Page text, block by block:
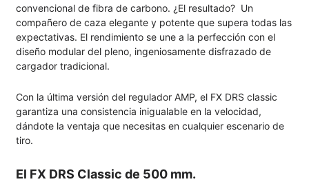
convencional de fibra de carbono. ¿El resultado? Un
compañero de caza elegante y potente que supera todas las
expectativas. El rendimiento se une a la perfección con el
diseño modular del pleno, ingeniosamente disfrazado de
cargador tradicional.
Con la última versión del regulador AMP, el FX DRS classic
garantiza una consistencia inigualable en la velocidad,
dándote la ventaja que necesitas en cualquier escenario de
tiro.
El FX DRS Classic de 500 mm.